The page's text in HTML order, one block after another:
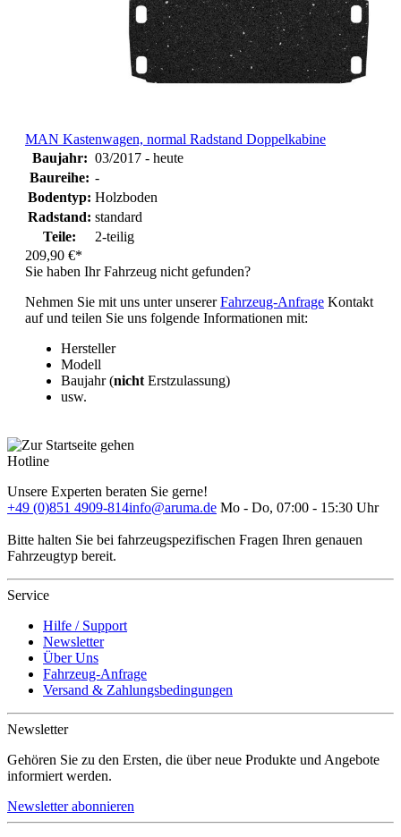
MAN Kastenwagen, normal Radstand Doppelkabine
Baujahr: 03/2017 - heute
Baureihe: -
Bodentyp: Holzboden
Radstand: standard
Teile:
2-teilig
209,90 €*
Sie haben Ihr Fahrzeug nicht gefunden?
Nehmen Sie mit uns unter unsererFahrzeug-Anfrage Kontakt
auf und teilen Sie uns folgende Informationen mit:
Hersteller
Modell
Baujahr (nicht Erstzulassung)
usw.
Hotline
Unsere Experten beraten Sie gerne!
+49 (0)851 4909-814info@aruma.de Mo - Do, 07:00 - 15:30 Uhr
Bitte halten Sie bei fahrzeugspezifischen Fragen Ihren genauen
Fahrzeugtyp bereit.
Service
Hilfe / Support
Newsletter
Über Uns
Fahrzeug-Anfrage
Versand & Zahlungsbedingungen
Newsletter
Gehören Sie zu den Ersten, die über neue Produkte und Angebote
informiert werden.
Newsletter abonnieren